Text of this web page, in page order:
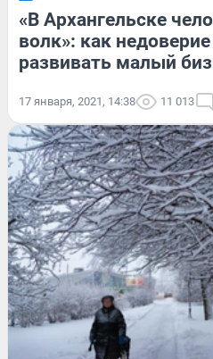
«В Архангельске
волк»: как
развивать малый
17 января, 2021, 14:38 11 013